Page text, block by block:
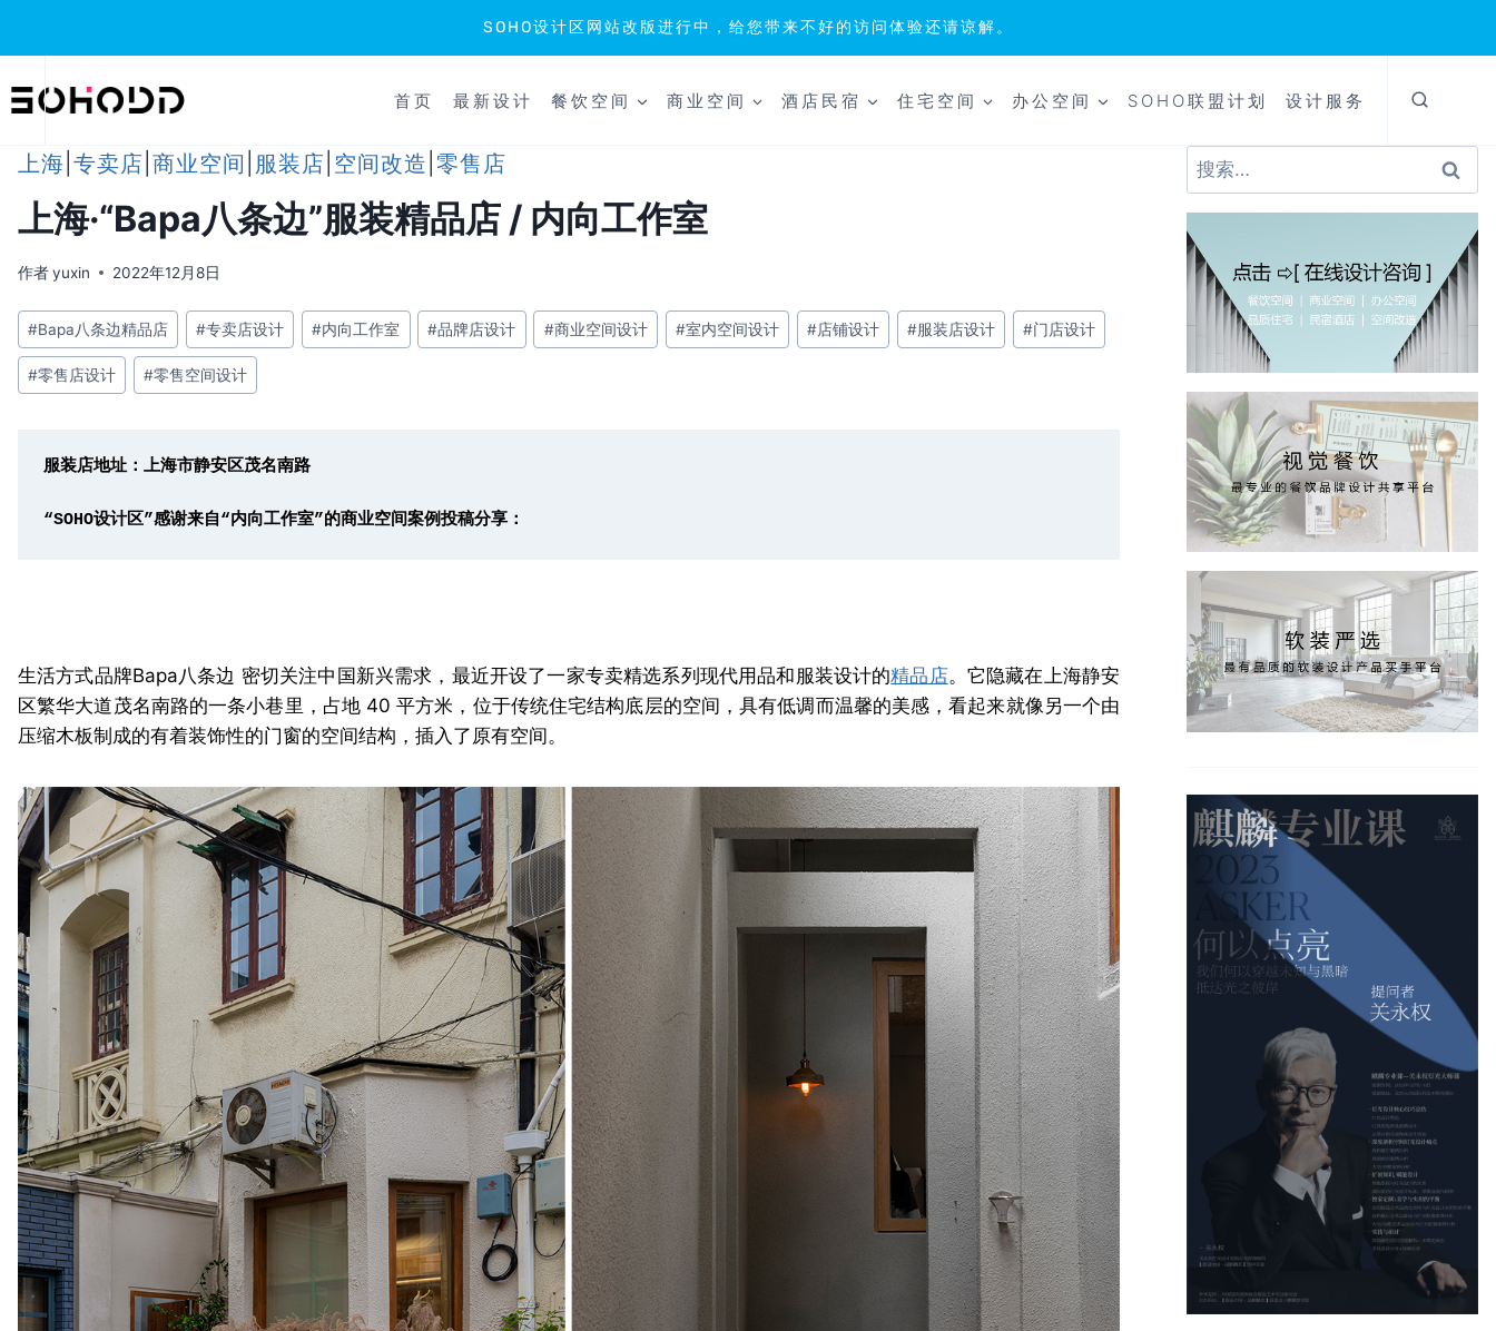
SOHO设计区网站改版进行中，给您带来不好的访问体验还请谅解。
到
首页 最新设计 餐饮空间 商业空间 酒店民宿 住宅空间 办公空间 SOHO联盟计划 设计服务
上海 专卖店 商业空间 服装店 空间改造 零售店
上海·“Bapa八条边”服装精品店 / 内向工作室
作者yuxin 2022年12月8日
文
章
标
#Bapa八条边精品店 #专卖店设计 #内向工作室 #品牌店设计 #商业空间设计 #室内空间设计 #店铺设计 #服装店设计 #门店设计
#零售店设计 #零售空间设计
服装店地址：上海市静安区茂名南路
“SOHO设计区”感谢来自“内向工作室”的商业空间案例投稿分享：
生活方式品牌Bapa八条边 密切关注中国新兴需求，最近开设了一家专卖精选系列现代用品和服装设计的精品店。 它隐藏在上海静安
区繁华大道茂名南路的一条小巷里，占地 40 平方米，位于传统住宅结构底层的空间，具有低调而温馨的美感，看起来就像另一个由
压缩木板制成的有着装饰性的门窗的空间结构，插入了原有空间。
搜
索：